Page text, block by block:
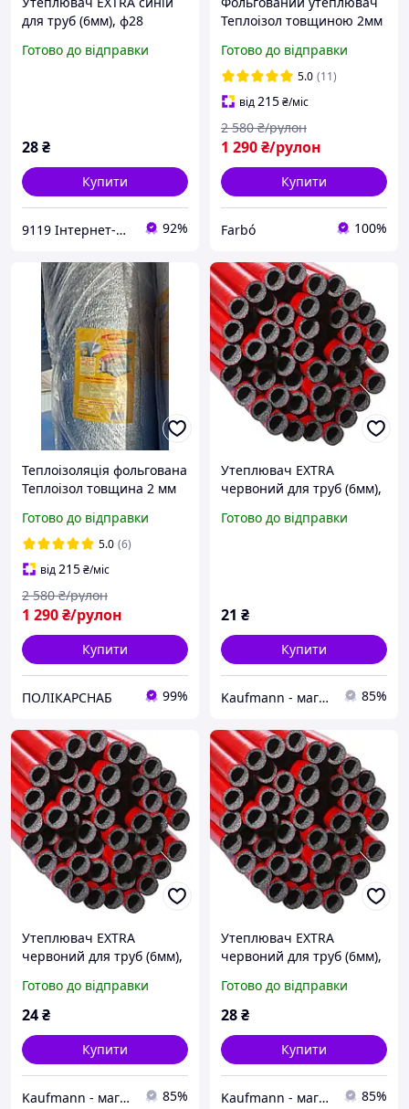
для труб (6мм), ф28
Готово до відправки
28₴
Купити
9119 Інтернет-магазин 92%
Теплоізол товщиною 2мм
металізованим покриттям
спінений пінопоіетилен в
рулоні 50 квадратів
Готово до відправки
5.0 (11)
від215₴/міс
1 290₴/рулон
2 580 ₴/рулон
Купити
Farbо́ 100%
Теплоізоляція фольгована
Теплоізол товщина 2 мм
спінений ППЕ з
ламінованим
одностороннім покриттям
Готово до відправки
5.0 (6)
від215₴/міс
1 290₴/рулон
2 580 ₴/рулон
Купити
ПОЛІКАРСНАБ 99%
Утеплювач EXTRA
червоний для труб (6мм),
Теплоізол
Готово до відправки
21 ₴
Купити
Kaufmann - магазин сантехніки 85%
Утеплювач EXTRA
червоний для труб (6мм),
Теплоізол
Готово до відправки
24₴
Купити
Kaufmann - магазин сантехніки 85%
Утеплювач EXTRA
червоний для труб (6мм),
Теплоізол
Готово до відправки
28₴
Купити
Kaufmann - магазин сантехніки 85%